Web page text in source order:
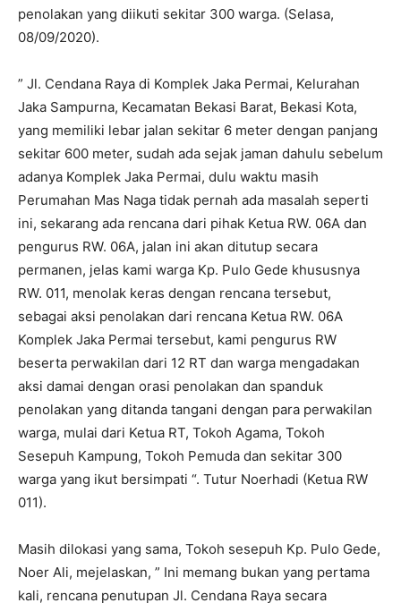
penolakan yang diikuti sekitar 300 warga. (Selasa,
08/09/2020).
” Jl. Cendana Raya di Komplek Jaka Permai, Kelurahan
Jaka Sampurna, Kecamatan Bekasi Barat, Bekasi Kota,
yang memiliki lebar jalan sekitar 6 meter dengan panjang
sekitar 600 meter, sudah ada sejak jaman dahulu sebelum
adanya Komplek Jaka Permai, dulu waktu masih
Perumahan Mas Naga tidak pernah ada masalah seperti
ini, sekarang ada rencana dari pihak Ketua RW. 06A dan
pengurus RW. 06A, jalan ini akan ditutup secara
permanen, jelas kami warga Kp. Pulo Gede khususnya
RW. 011, menolak keras dengan rencana tersebut,
sebagai aksi penolakan dari rencana Ketua RW. 06A
Komplek Jaka Permai tersebut, kami pengurus RW
beserta perwakilan dari 12 RT dan warga mengadakan
aksi damai dengan orasi penolakan dan spanduk
penolakan yang ditanda tangani dengan para perwakilan
warga, mulai dari Ketua RT, Tokoh Agama, Tokoh
Sesepuh Kampung, Tokoh Pemuda dan sekitar 300
warga yang ikut bersimpati “. Tutur Noerhadi (Ketua RW
011).
Masih dilokasi yang sama, Tokoh sesepuh Kp. Pulo Gede,
Noer Ali, mejelaskan, ” Ini memang bukan yang pertama
kali, rencana penutupan Jl. Cendana Raya secara